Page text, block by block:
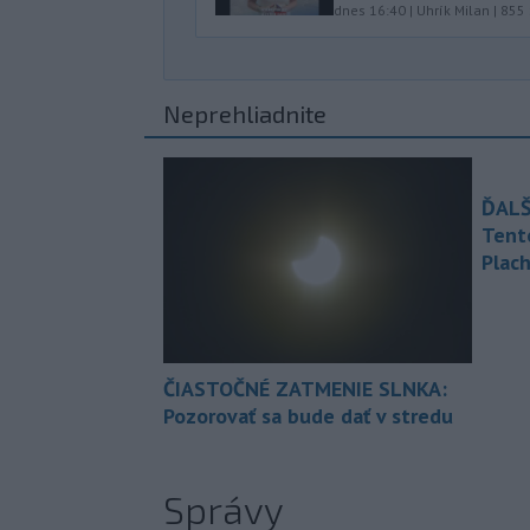
dnes 16:40 | Uhrík Milan | 855
Neprehliadnite
ČIASTOČNÉ ZATMENIE SLNKA:
Pozorovať sa bude dať v stredu
Správy